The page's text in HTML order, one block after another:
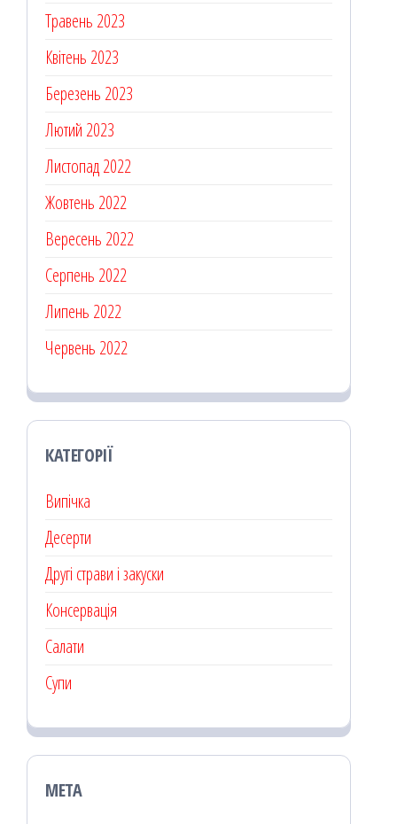
Травень 2023
Квітень 2023
Березень 2023
Лютий 2023
Листопад 2022
Жовтень 2022
Вересень 2022
Серпень 2022
Липень 2022
Червень 2022
КАТЕГОРІЇ
Випічка
Десерти
Другі страви і закуски
Консервація
Салати
Супи
МЕТА